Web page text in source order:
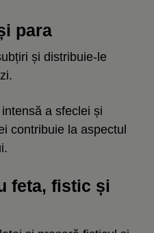
para
și distribuie-le
a sfeclei și
contribuie la aspectul
feta, fistic și